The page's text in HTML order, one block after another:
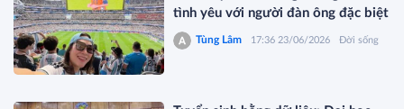
tình yêu với người đàn ông đặc biệt
Tùng Lâm 17:36 23/06/2026 Đời sống